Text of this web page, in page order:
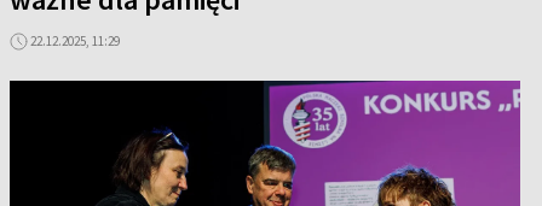
22.12.2025, 11:29